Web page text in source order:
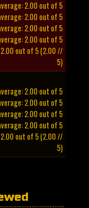
(2.00 //
5)
(2.00 //
5)